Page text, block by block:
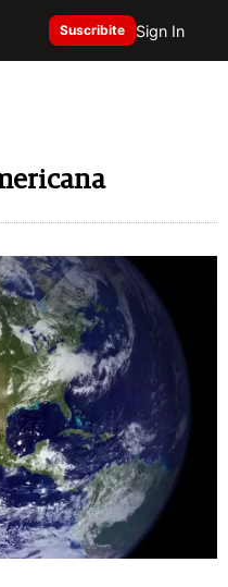
Suscribite Sign In